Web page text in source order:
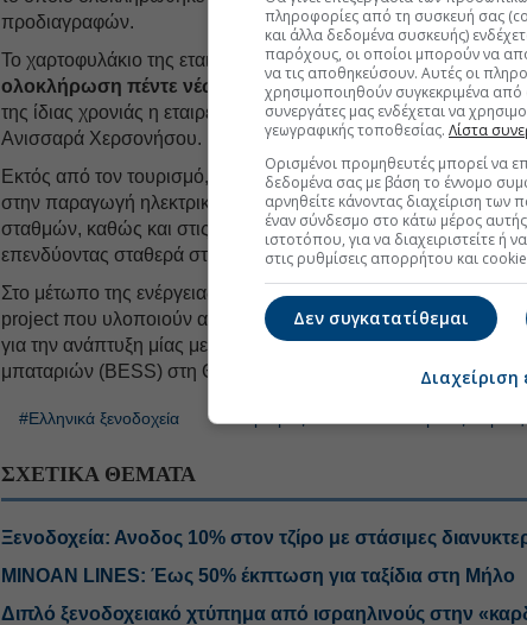
προδιαγραφών.
Το χαρτοφυλάκιο της εταιρείας ενισχύθηκε περαιτέρω το
ολοκλήρωση πέντε νέων βιλών δίπλα στο Nana Princess,
της ίδιας χρονιάς η εταιρεία απέκτησε το πεντάστερο
Ανισσαρά Χερσονήσου.
Εκτός από τον τουρισμό, ο όμιλος Καράτζη δραστηριοποιείται
στην παραγωγή ηλεκτρικής ενέργειας μέσω φωτοβολταϊκών
σταθμών, καθώς και στις υπηρεσίες αεροπορικής μεταφοράς
επενδύοντας σταθερά στη διαφοροποίηση του χαρτοφυλακίου
Στο μέτωπο της ενέργειας, έως το τέλος του μήνα αναμένεται
project που υλοποιούν από κοινού ο όμιλος Καράτζη και η
για την ανάπτυξη μίας μεγάλης μονάδας αποθήκευσης
μπαταριών (BESS) στη Θεσσαλία.
#Ελληνικά ξενοδοχεία
ΣΧΕΤΙΚΑ ΘΕΜΑΤΑ
Ξενοδοχεία: Ανοδος 10% στον τζίρο με στάσιμες
MINOAN LINES: Έως 50% έκπτωση για ταξίδια στη Μήλο
Διπλό ξενοδοχειακό χτύπημα από ισραηλινούς στην
πληροφορίες από τη συσκευή σας
και άλλα δεδομένα συσκευής)
παρόχους, οι οποίοι μπορούν να
να τις αποθηκεύσουν. Αυτές οι
χρησιμοποιηθούν συγκεκριμένα από
συνεργάτες μας ενδέχεται να
γεωγραφικής τοποθεσίας. Λίστα
Ορισμένοι προμηθευτές μπορεί να
δεδομένα σας με βάση το έννομο
αρνηθείτε κάνοντας διαχείριση των
έναν σύνδεσμο στο κάτω μέρος
ιστοτόπου, για να διαχειριστείτε ή
στις ρυθμίσεις απορρήτου και
Δεν συγκατατίθεμαι
Διαχείριση